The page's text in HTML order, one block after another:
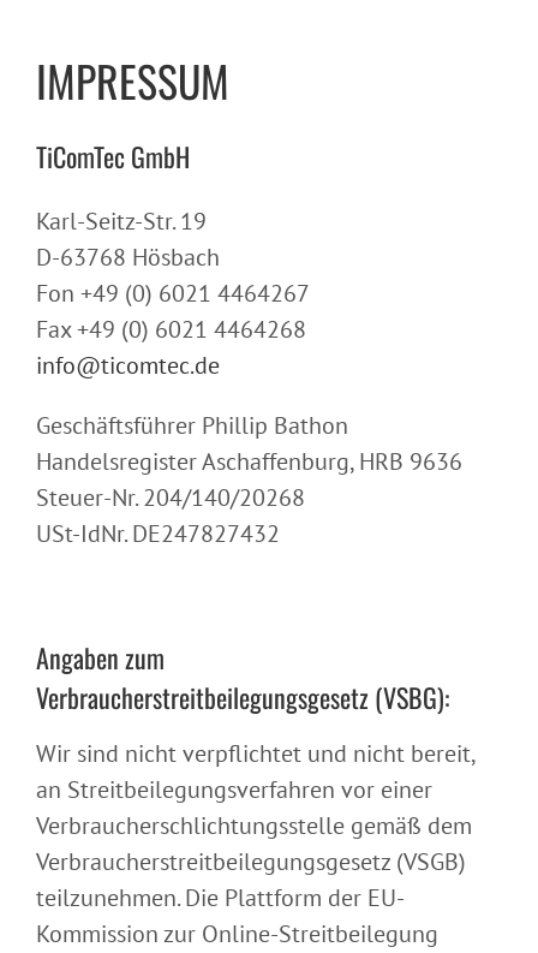
IMPRESSUM
TiComTec GmbH
Karl-Seitz-Str. 19
D-63768 Hösbach
Fon +49 (0) 6021 4464267
Fax +49 (0) 6021 4464268
info@ticomtec.de
Geschäftsführer Phillip Bathon
Handelsregister Aschaffenburg, HRB 9636
Steuer-Nr. 204/140/20268
USt-IdNr. DE247827432
Angaben zum
Verbraucherstreitbeilegungsgesetz (VSBG):
Wir sind nicht verpflichtet und nicht bereit,
an Streitbeilegungsverfahren vor einer
Verbraucherschlichtungsstelle gemäß dem
Verbraucherstreitbeilegungsgesetz (VSGB)
teilzunehmen. Die Plattform der EU-
Kommission zur Online-Streitbeilegung